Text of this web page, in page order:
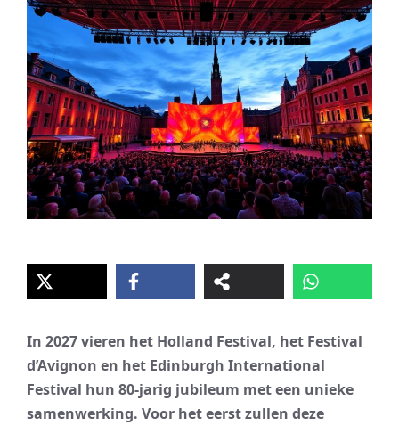
In 2027 vieren het Holland Festival, het Festival
d’Avignon en het Edinburgh International
Festival hun 80-jarig jubileum met een unieke
samenwerking. Voor het eerst zullen deze